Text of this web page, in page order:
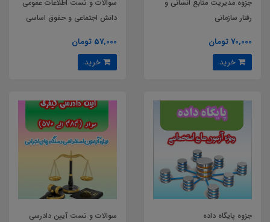
جزوه مدیریت منابع انسانی و
رفتار سازمانی
70,000 تومان
سوالات و تست اطلاعات عمومی
دانش اجتماعی و حقوق اساسی
57,000 تومان
جزوه پایگاه داده
سوالات و تست آیین دادرسی